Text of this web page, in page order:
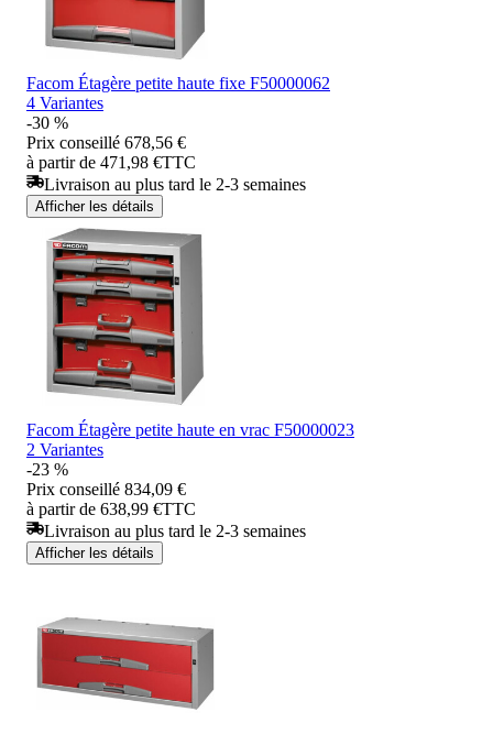
Facom Étagère petite haute fixe F50000062
4 Variantes
-30 %
Prix conseillé 678,56 €
à partir de 471,98 €TTC
Livraison au plus tard le 2-3 semaines
Afficher les détails
Facom Étagère petite haute en vrac F50000023
2 Variantes
-23 %
Prix conseillé 834,09 €
à partir de 638,99 €TTC
Livraison au plus tard le 2-3 semaines
Afficher les détails